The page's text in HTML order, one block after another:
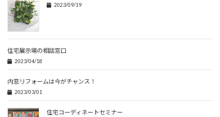
2023/09/19
住宅展示場の相談窓口
2023/04/18
内窓リフォームは今がチャンス！
2023/03/01
住宅コーディネートセミナー